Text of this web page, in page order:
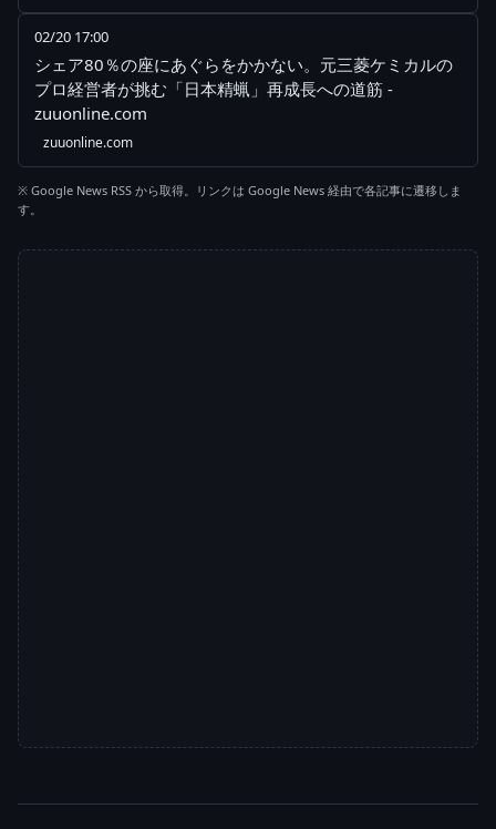
02/20 17:00
シェア80％の座にあぐらをかかない。元三菱ケミカルの
プロ経営者が挑む「日本精蝋」再成長への道筋 -
zuuonline.com
zuuonline.com
※ Google News RSS から取得。リンクは Google News 経由で各記事に遷移しま
す。